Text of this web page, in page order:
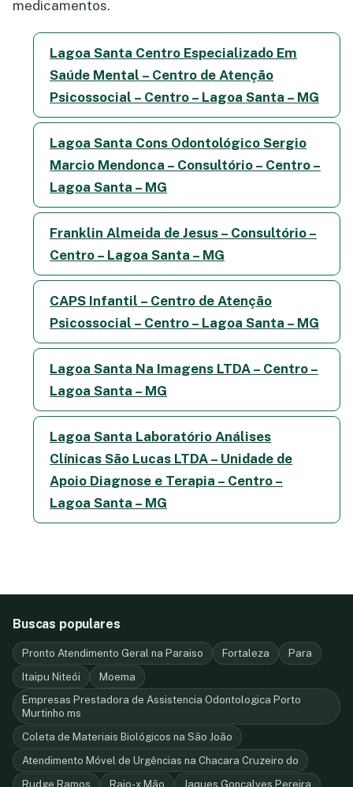
medicamentos.
Lagoa Santa Centro Especializado Em
Saúde Mental – Centro de Atenção
Psicossocial – Centro – Lagoa Santa – MG
Lagoa Santa Cons Odontológico Sergio
Marcio Mendonca – Consultório – Centro –
Lagoa Santa – MG
Franklin Almeida de Jesus – Consultório –
Centro – Lagoa Santa – MG
CAPS Infantil – Centro de Atenção
Psicossocial – Centro – Lagoa Santa – MG
Lagoa Santa Na Imagens LTDA – Centro –
Lagoa Santa – MG
Lagoa Santa Laboratório Análises
Clínicas São Lucas LTDA – Unidade de
Apoio Diagnose e Terapia – Centro –
Lagoa Santa – MG
Buscas populares
Pronto Atendimento Geral na Paraiso Fortaleza
Para
Itaipu Niteói
Moema
Empresas Prestadora de Assistencia Odontologica Porto
Murtinho ms
Coleta de Materiais Biológicos na São João
Atendimento Móvel de Urgências na Chacara Cruzeiro do
Rudge Ramos
Raio-x Mão Jaques Gonçalves Pereira